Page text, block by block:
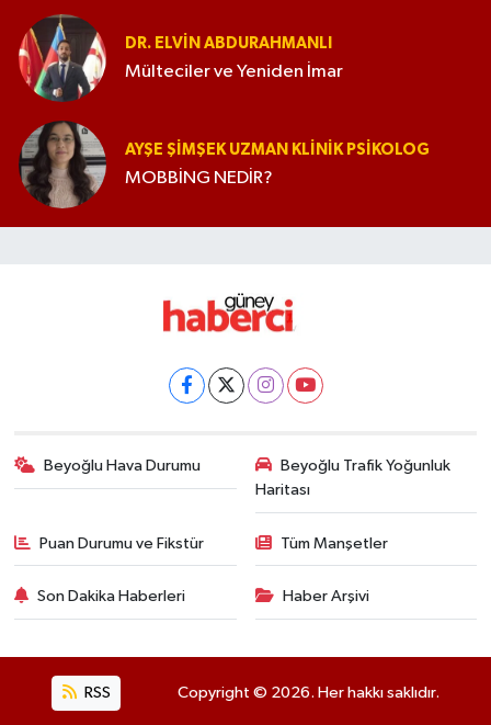
DR. ELVIN ABDURAHMANLI
Mülteciler ve Yeniden İmar
AYŞE ŞIMŞEK UZMAN KLINIK PSIKOLOG
MOBBİNG NEDİR?
Beyoğlu Hava Durumu
Beyoğlu Trafik Yoğunluk
Haritası
Puan Durumu ve Fikstür Tüm Manşetler
Son Dakika Haberleri Haber Arşivi
RSS Copyright © 2026. Her hakkı saklıdır.